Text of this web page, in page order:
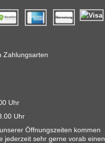
Zahlungsarten
Uhr
Uhr
Öffnungszeiten kommen
jederzeit sehr gerne vorab einen